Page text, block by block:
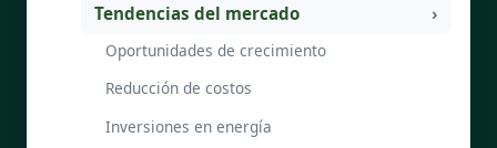
Tendencias del mercado
Oportunidades de crecimiento
Reducción de costos
Inversiones en energía